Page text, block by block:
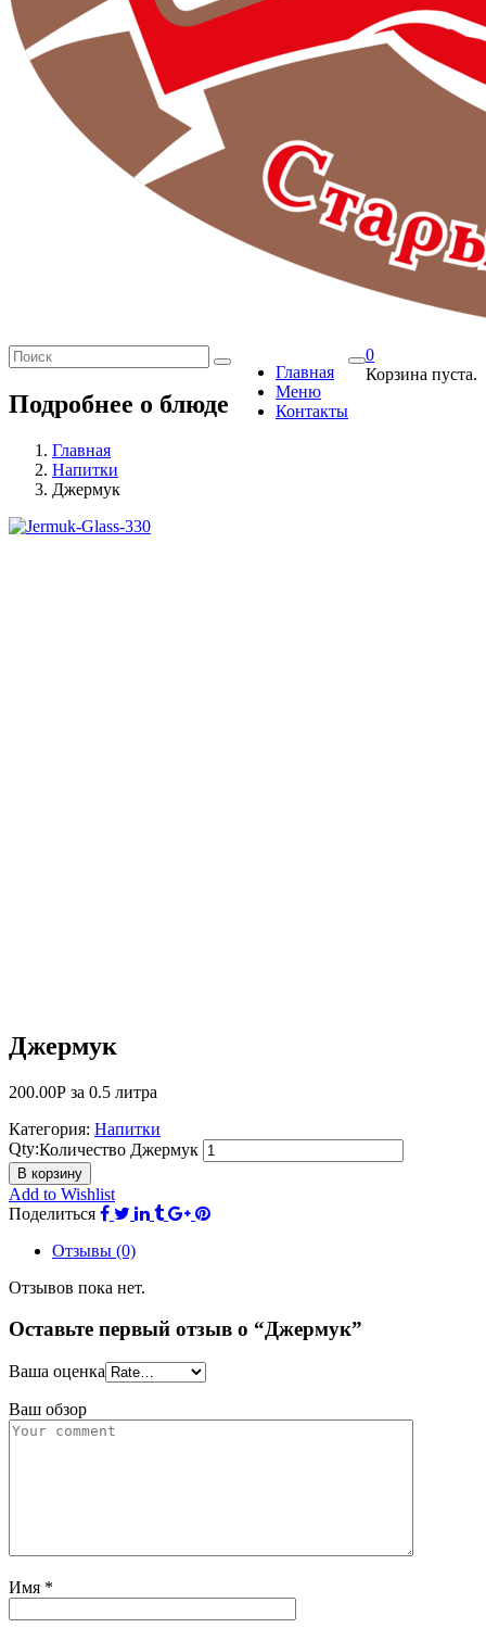
0
Корзина пуста.
Главная
Меню
Контакты
Подробнее о блюде
Главная
Напитки
Джермук
Джермук
200.00Р за 0.5 литра
Категория: Напитки
Qty:Количество Джермук
В корзину
Add to Wishlist
Поделиться
Отзывы (0)
Отзывов пока нет.
Оставьте первый отзыв о “Джермук”
Ваша оценка
Ваш обзор
Имя *